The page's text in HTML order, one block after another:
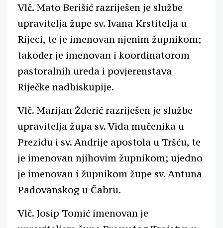
Vlč. Mato Berišić razriješen je službe
upravitelja župe sv. Ivana Krstitelja u
Rijeci, te je imenovan njenim župnikom;
također je imenovan i koordinatorom
pastoralnih ureda i povjerenstava
Riječke nadbiskupije.
Vlč. Marijan Žderić razriješen je službe
upravitelja župa sv. Vida mučenika u
Prezidu i sv. Andrije apostola u Tršću, te
je imenovan njihovim župnikom; ujedno
je imenovan i župnikom župe sv. Antuna
Padovanskog u Čabru.
Vlč. Josip Tomić imenovan je